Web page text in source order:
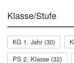
Klasse/Stufe
KG 1. Jahr (30)
PS 2. Klasse (32)